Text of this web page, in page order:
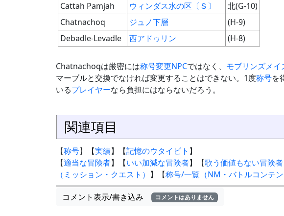
Cattah Pamjah
ウィンダス水の区〔Ｓ〕
北(G-10)
Chatnachoq
ジュノ下層
(H-9)
Debadle-Levadle
西アドゥリン (H-8)
Chatnachoqは厳密には称号変更NPCではなく、 モブリンズメイ
マーブルと交換でなければ変更することはできない。1度称号を
いるプレイヤーなら負担にはならないだろう。
関連項目
【称号】【実績】【記憶のウタイビト 】
【適当な冒険者】【いい加減な冒険者】【歌う価値もない冒険者
（ミッション・クエスト） 】【称号/一覧（NM・バトルコンテ
コメント表示/書き込み コメントはありません